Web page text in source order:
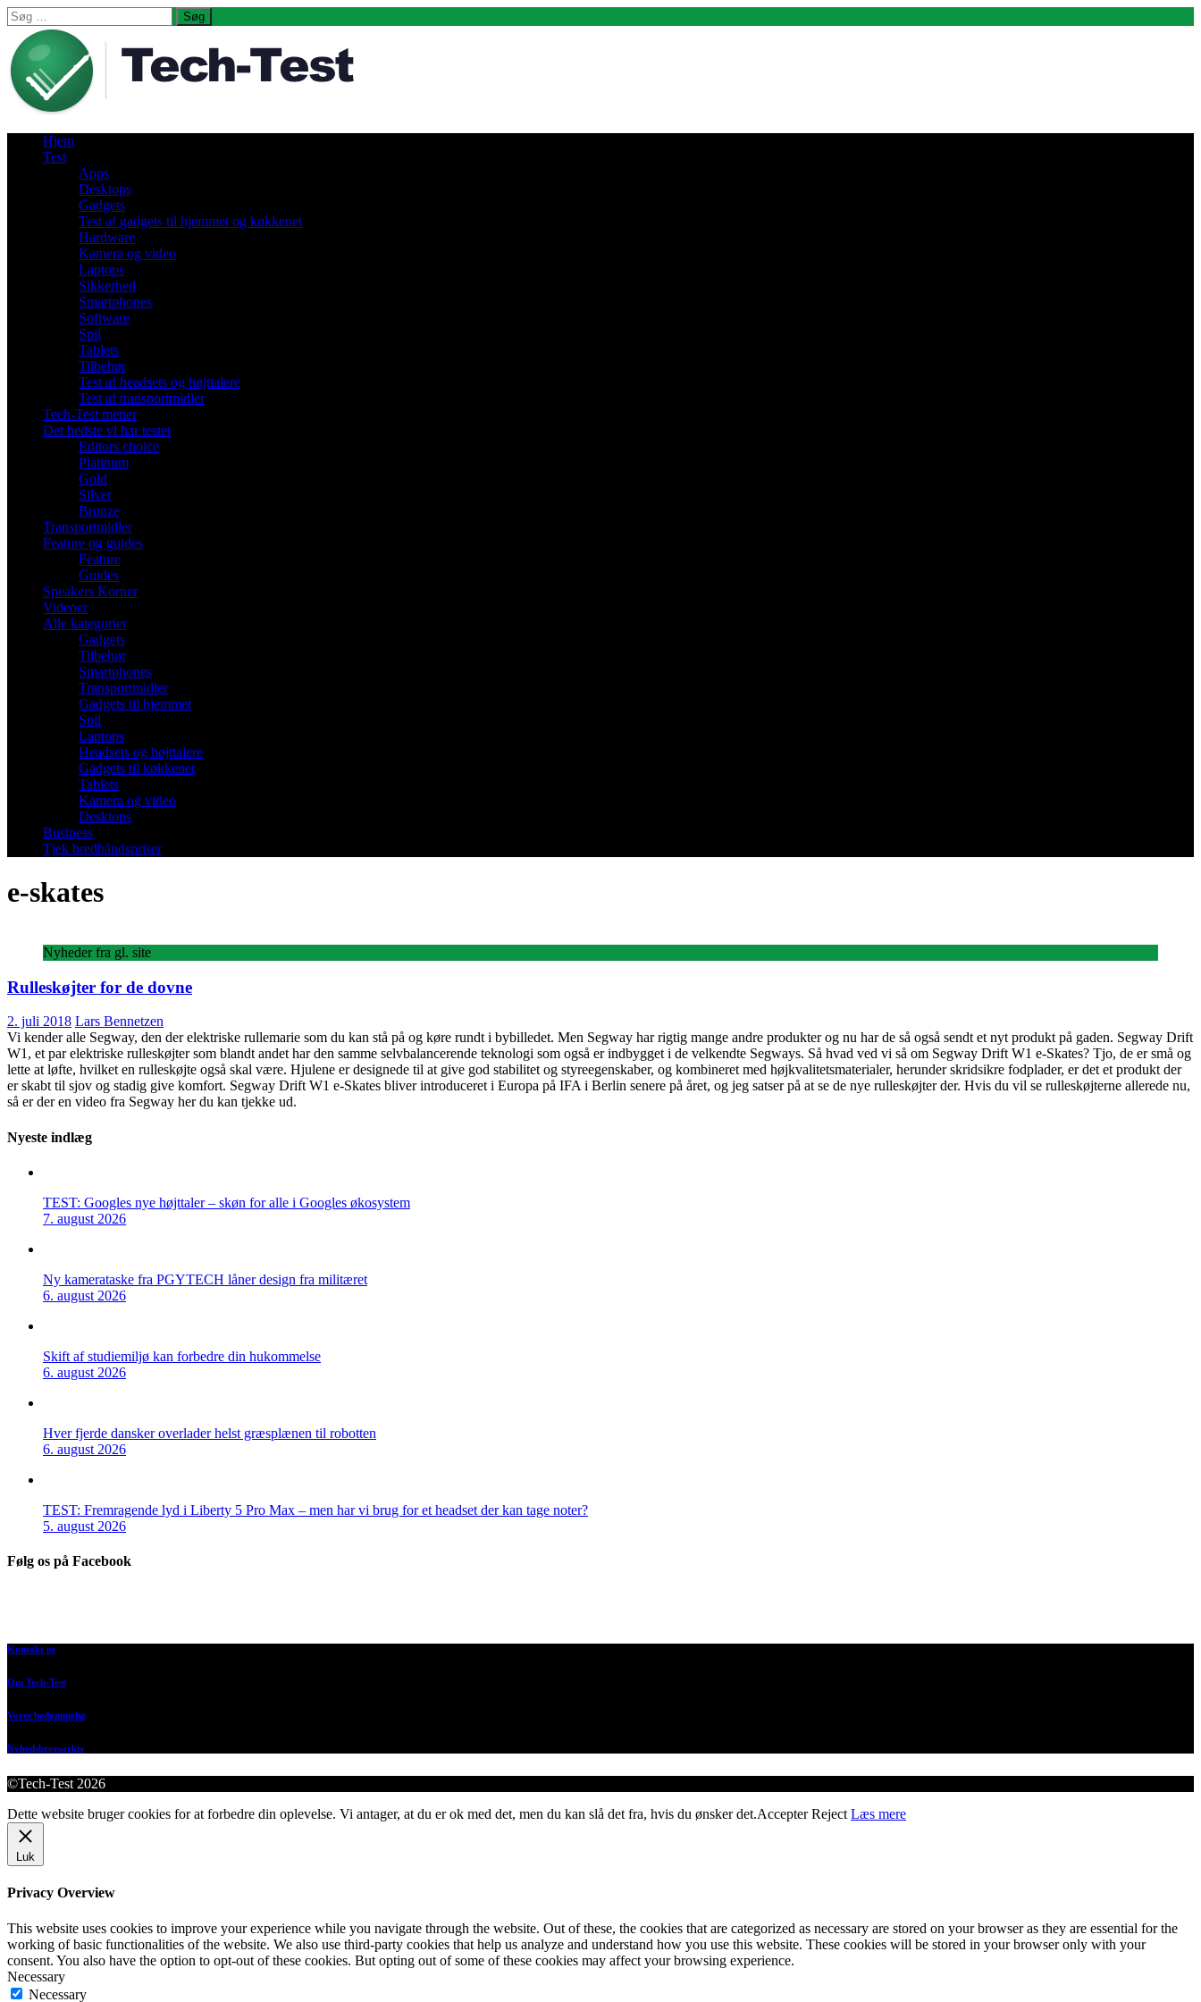
Søg
efter:
Hjem
Test
Apps
Desktops
Gadgets
Test af gadgets til hjemmet og køkkenet
Hardware
Kamera og video
Laptops
Sikkerhed
Smartphones
Software
Spil
Tablets
Tilbehør
Test af headsets og højttalere
Test af transportmidler
Tech-Test mener
Det bedste vi har testet
Editors choice
Platinum
Gold
Silver
Bronze
Transportmidler
Feature og guides
Feature
Guides
Speakers Korner
Videoer
Alle kategorier
Gadgets
Tilbehør
Smartphones
Transportmidler
Gadgets til hjemmet
Spil
Laptops
Headsets og højttalere
Gadgets til køkkenet
Tablets
Kamera og video
Desktops
Business
Tjek bredbåndspriser
e-skates
Nyheder fra gl. site
Rulleskøjter for de dovne
2. juli 2018 Lars Bennetzen
Vi kender alle Segway, den der elektriske rullemarie som du kan stå på og køre rundt i bybilledet. Men Segway har rigtig mange andre produkter og nu har de så også sendt et nyt produkt på gaden. Segway Drift
W1, et par elektriske rulleskøjter som blandt andet har den samme selvbalancerende teknologi som også er indbygget i de velkendte Segways. Så hvad ved vi så om Segway Drift W1 e-Skates? Tjo, de er små og
lette at løfte, hvilket en rulleskøjte også skal være. Hjulene er designede til at give god stabilitet og styreegenskaber, og kombineret med højkvalitetsmaterialer, herunder skridsikre fodplader, er det et produkt der
er skabt til sjov og stadig give komfort. Segway Drift W1 e-Skates bliver introduceret i Europa på IFA i Berlin senere på året, og jeg satser på at se de nye rulleskøjter der. Hvis du vil se rulleskøjterne allerede nu,
så er der en video fra Segway her du kan tjekke ud.
Nyeste indlæg
TEST: Googles nye højttaler – skøn for alle i Googles økosystem
7. august 2026
Ny kamerataske fra PGYTECH låner design fra militæret
6. august 2026
Skift af studiemiljø kan forbedre din hukommelse
6. august 2026
Hver fjerde dansker overlader helst græsplænen til robotten
6. august 2026
TEST: Fremragende lyd i Liberty 5 Pro Max – men har vi brug for et headset der kan tage noter?
5. august 2026
Følg os på Facebook
Kontakt os
Om Tech-Test
Vores bedømmelse
Nyhedsbrevsarkiv
©Tech-Test 2026
Dette website bruger cookies for at forbedre din oplevelse. Vi antager, at du er ok med det, men du kan slå det fra, hvis du ønsker det.Accepter Reject Læs mere
Luk
Privacy Overview
This website uses cookies to improve your experience while you navigate through the website. Out of these, the cookies that are categorized as necessary are stored on your browser as they are essential for the
working of basic functionalities of the website. We also use third-party cookies that help us analyze and understand how you use this website. These cookies will be stored in your browser only with your
consent. You also have the option to opt-out of these cookies. But opting out of some of these cookies may affect your browsing experience.
Necessary
Necessary